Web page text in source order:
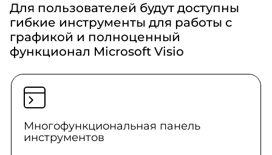
Для пользователей будут доступны
гибкие инструменты для работы с
графикой и полноценный
функционал Microsoft Visio
Многофункциональная панель
инструментов